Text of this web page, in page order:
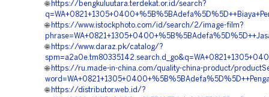
🌐 https://bengkuluutara.terdekat.or.id/search?
🌐 https://www.istockphoto.com/id/search/2/image-film?
🌐 https://www.daraz.pk/catalog/?
🌐 https://ru.made-in-china.com/quality-china-product/
🌐 https://distributor.web.id/?